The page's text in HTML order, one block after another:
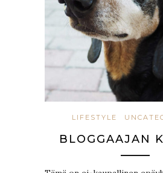
LIFESTYLE
BLOGGAAJAN